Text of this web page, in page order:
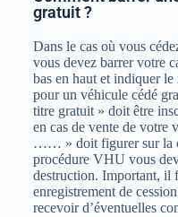
gratuit ?
Dans le cas où vous
vous devez barrer votre
bas en haut et indiquer
pour un véhicule cédé
titre gratuit » doit être
en cas de vente de votre
…… » doit figurer sur la
procédure VHU vous
destruction. Important, il
enregistrement de
recevoir d’éventuelles